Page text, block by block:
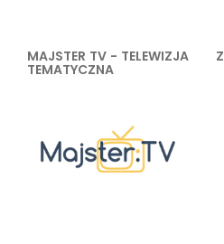
MAJSTER TV - TELEWIZJA
TEMATYCZNA